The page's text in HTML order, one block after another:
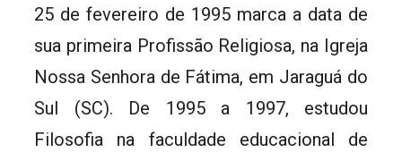
25 de fevereiro de 1995 marca a data de
sua primeira Profissão Religiosa, na Igreja
Nossa Senhora de Fátima, em Jaraguá do
Sul (SC). De 1995 a 1997, estudou
Filosofia na faculdade educacional de